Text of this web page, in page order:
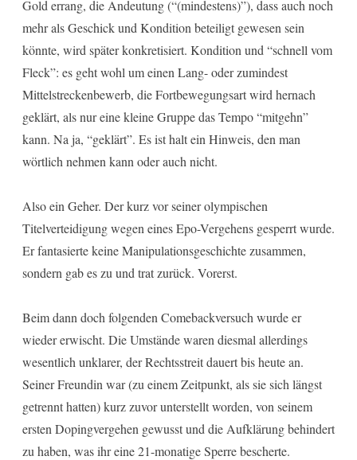
Gold errang, die Andeutung (“(mindestens)”), dass auch noch
mehr als Geschick und Kondition beteiligt gewesen sein
könnte, wird später konkretisiert. Kondition und “schnell vom
Fleck”: es geht wohl um einen Lang- oder zumindest
Mittelstreckenbewerb, die Fortbewegungsart wird hernach
geklärt, als nur eine kleine Gruppe das Tempo “mitgehn”
kann. Na ja, “geklärt”. Es ist halt ein Hinweis, den man
wörtlich nehmen kann oder auch nicht.
Also ein Geher. Der kurz vor seiner olympischen
Titelverteidigung wegen eines Epo-Vergehens gesperrt wurde.
Er fantasierte keine Manipulationsgeschichte zusammen,
sondern gab es zu und trat zurück. Vorerst.
Beim dann doch folgenden Comebackversuch wurde er
wieder erwischt. Die Umstände waren diesmal allerdings
wesentlich unklarer, der Rechtsstreit dauert bis heute an.
Seiner Freundin war (zu einem Zeitpunkt, als sie sich längst
getrennt hatten) kurz zuvor unterstellt worden, von seinem
ersten Dopingvergehen gewusst und die Aufklärung behindert
zu haben, was ihr eine 21-monatige Sperre bescherte.